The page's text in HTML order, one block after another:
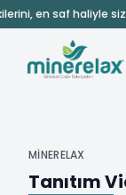
en saf haliyle size
MİNERELAX
Tanıtım